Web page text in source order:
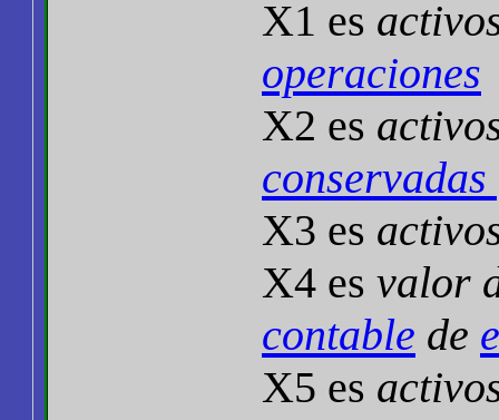
X1 es
operaciones
X2 es
X3 es
X4 es valor
contable de
X5 es